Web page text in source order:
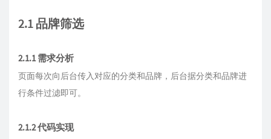
2.1 品牌筛选
2.1.1 需求分析
页面每次向后台传入对应的分类和品牌，后台据分类和品牌进
行条件过滤即可。
2.1.2 代码实现